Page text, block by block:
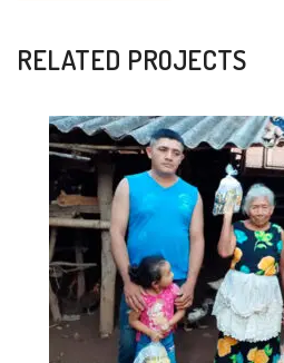
RELATED PROJECTS